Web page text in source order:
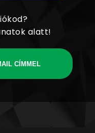
alatt!
CÍMMEL